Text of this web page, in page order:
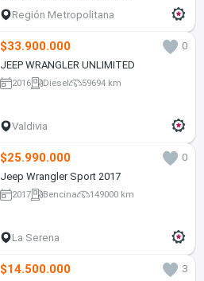
Región Metropolitana
$33.900.000
0
JEEP WRANGLER UNLIMITED
2016 Diesel 59694 km
Valdivia
$25.990.000
0
Jeep Wrangler Sport 2017
2017 Bencina 149000 km
La Serena
$14.500.000
3